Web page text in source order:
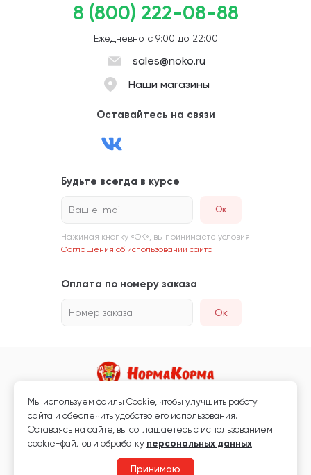
8 (800) 222-08-88
Ежедневно с 9:00 до 22:00
sales@noko.ru
Наши магазины
Оставайтесь на связи
Будьте всегда в курсе
Ваш e-mail
Нажимая кнопку «ОК», вы принимаете условия
Соглашения об использовании сайта
Оплата по номеру заказа
Номер заказа Ок
Магазин кормов для животных и ветаптека
Любая информация, размещённая на сайте, не является публичной
офертой.
Мы используем файлы Сookie, чтобы улучшить работу
сайта и обеспечить удобство его использования.
Оставаясь на сайте, вы соглашаетесь с использованием
cookie-файлов и обработку персональных данных.
Принимаю